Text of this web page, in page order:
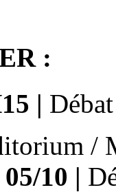
:
| Débat
/
10 |